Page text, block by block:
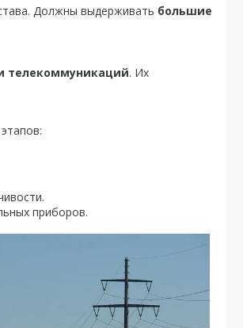
Должны выдерживать большие
телекоммуникаций. Их
приборов.